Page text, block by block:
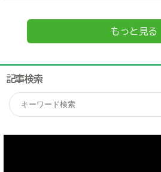
もっと見る
記事検索